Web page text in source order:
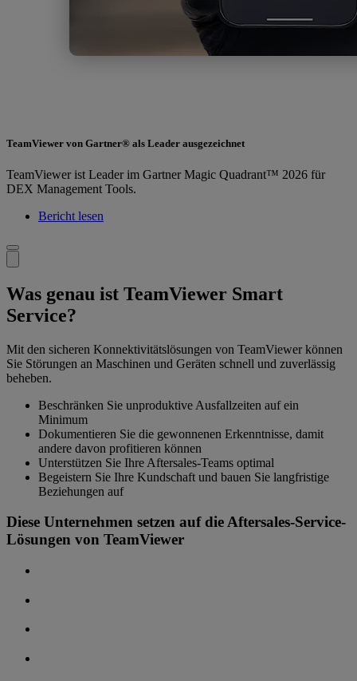
TeamViewer von Gartner® als Leader ausgezeichnet
TeamViewer ist Leader im Gartner Magic Quadrant™ 2026 für
DEX Management Tools.
Bericht lesen
Was genau ist TeamViewer Smart
Service?
Mit den sicheren Konnektivitätslösungen von TeamViewer können
Sie Störungen an Maschinen und Geräten schnell und zuverlässig
beheben.
Beschränken Sie unproduktive Ausfallzeiten auf ein
Minimum
Dokumentieren Sie die gewonnenen Erkenntnisse, damit
andere davon profitieren können
Unterstützen Sie Ihre Aftersales-Teams optimal
Begeistern Sie Ihre Kundschaft und bauen Sie langfristige
Beziehungen auf
Diese Unternehmen setzen auf die Aftersales-Service-
Lösungen von TeamViewer